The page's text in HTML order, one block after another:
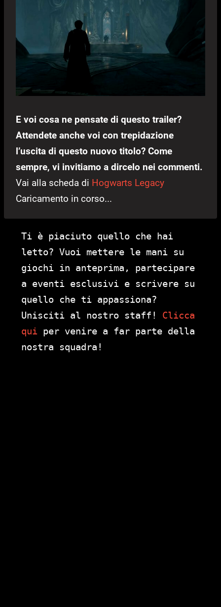
E voi cosa ne pensate di questo trailer?
Attendete anche voi con trepidazione
l’uscita di questo nuovo titolo? Come
sempre, vi invitiamo a dircelo nei commenti.
Vai alla scheda di Hogwarts Legacy
Caricamento in corso...
Ti è piaciuto quello che hai
letto? Vuoi mettere le mani su
giochi in anteprima, partecipare
a eventi esclusivi e scrivere su
quello che ti appassiona?
Unisciti al nostro staff! Clicca
qui per venire a far parte della
nostra squadra!